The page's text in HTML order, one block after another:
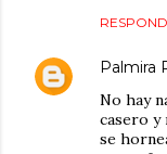
Palmira
No hay
casero y
se